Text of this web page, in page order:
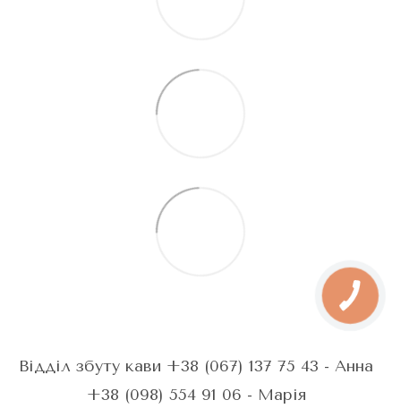
Відділ збуту кави +38 (067) 137 75 43 - Анна
+38 (098) 554 91 06 - Марія